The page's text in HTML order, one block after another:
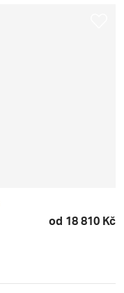
od 18 810 Kč